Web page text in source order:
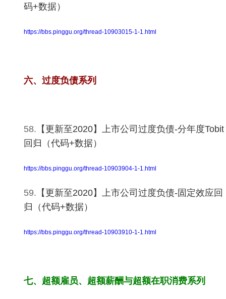
码+数据）
https://bbs.pinggu.org/thread-10903015-1-1.html
六、过度负债系列
58. 【更新至2020】上市公司过度负债-分年度Tobit
回归（代码+数据）
https://bbs.pinggu.org/thread-10903904-1-1.html
59. 【更新至2020】上市公司过度负债-固定效应回
归（代码+数据）
https://bbs.pinggu.org/thread-10903910-1-1.html
七、超额雇员、超额薪酬与超额在职消费系列